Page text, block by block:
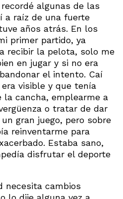
algunas de las
a raíz de una fuerte
años atrás. En los
primer partido, ya
recibir la pelota, solo me
en jugar y si no era
el intento. Caí
visible y que tenía
cancha, emplearme a
o tratar de dar
gran juego, pero sobre
reinventarme para
Estaba sano,
disfrutar el deporte
necesita cambios